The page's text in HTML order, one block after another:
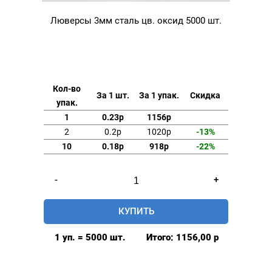
Люверсы 3мм сталь цв. оксид 5000 шт.
Кол-во
упак.
За 1 шт. За 1 упак. Скидка
1 0.23р
1156р
2
0.2р 1020р
-13%
10
0.18р 918р -22%
-
товара
Люверсы
3мм
+
КУПИТЬ
1 уп. = 5000 шт. Итого: 1156,00 р